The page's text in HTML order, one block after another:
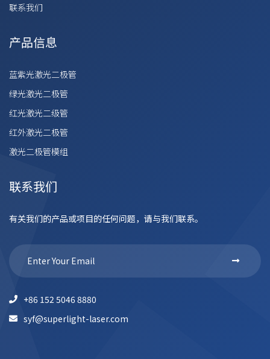
联系我们
产品信息
蓝紫光激光二极管
绿光激光二极管
红光激光二级管
红外激光二极管
激光二极管模组
联系我们
有关我们的产品或项目的任何问题，请与我们联系。
+86 152 5046 8880
syf@superlight-laser.com